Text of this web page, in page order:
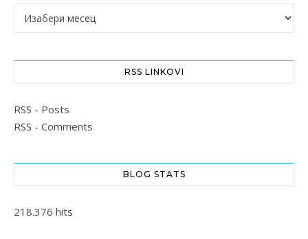
Архиве
RSS LINKOVI
RSS - Posts
RSS - Comments
BLOG STATS
218.376 hits